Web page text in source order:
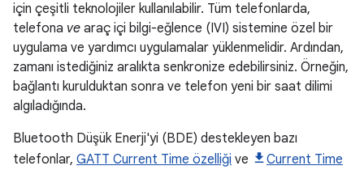
için çeşitli teknolojiler kullanılabilir. Tüm telefonlarda,
telefona ve araç içi bilgi-eğlence (IVI) sistemine özel bir
uygulama ve yardımcı uygulamalar yüklenmelidir. Ardından,
zamanı istediğiniz aralıkta senkronize edebilirsiniz. Örneğin,
bağlantı kurulduktan sonra ve telefon yeni bir saat dilimi
algıladığında.
Bluetooth Düşük Enerji'yi (BDE) destekleyen bazı
telefonlar, GATT Current Time özelliği ve
Current Time